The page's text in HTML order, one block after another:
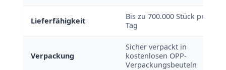
Lieferfähigkeit
Bis zu 700.000 Stück pro
Tag
Verpackung
Sicher verpackt in
kostenlosen OPP-
Verpackungsbeuteln